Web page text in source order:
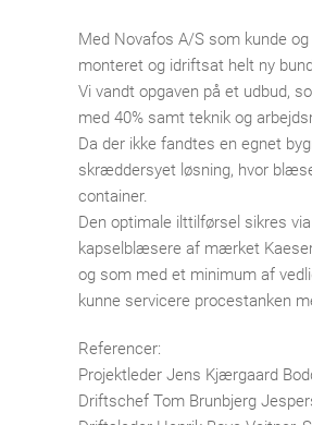
Med Novafos A/S som kunde
monteret og idriftsat helt ny
Vi vandt opgaven på et udbud,
med 40% samt teknik og
Da der ikke fandtes en egnet
skræddersyet løsning, hvor
container.
Den optimale ilttilførsel sikres
kapselblæsere af mærket
og som med et minimum af
kunne servicere procestanken
Referencer:
Projektleder Jens Kjærgaard
Driftschef Tom Brunbjerg